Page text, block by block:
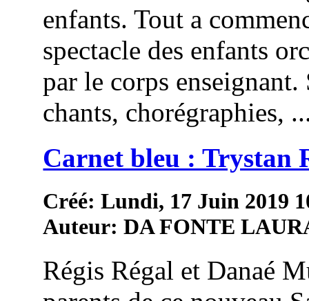
enfants. Tout a
spectacle des enfants
par le corps enseignant.
chants, chorégraphies,
Carnet bleu : Trystan
Créé: Lundi, 17 Juin 2019
Auteur: DA FONTE
Régis Régal et Danaé